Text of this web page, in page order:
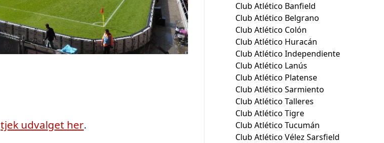
tjek udvalget her.
Club Atlético Banfield
Club Atlético Belgrano
Club Atlético Colón
Club Atlético Huracán
Club Atlético Independiente
Club Atlético Lanús
Club Atlético Platense
Club Atlético Sarmiento
Club Atlético Talleres
Club Atlético Tigre
Club Atlético Tucumán
Club Atlético Vélez Sarsfield